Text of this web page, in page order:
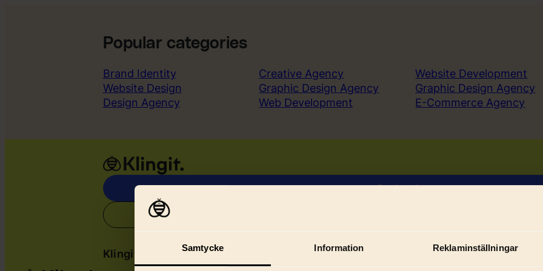
Samtycke Information Reklaminställningar
Popular categories
Brand Identity
Website Design
Design Agency
Creative Agency
Graphic Design Agency
Web Development
Website Development
Graphic Design Agency
E-Commerce Agency
Book a demo
Klingit